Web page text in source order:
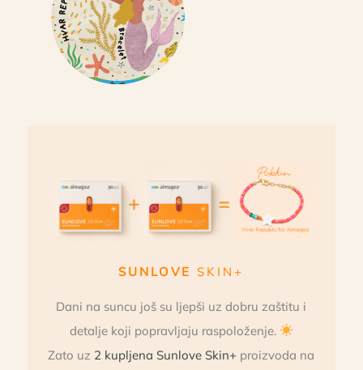
SUNLOVE SKIN+
Dani na suncu još su ljepši uz dobru zaštitu i
detalje koji popravljaju raspoloženje.
Zato uz 2 kupljena Sunlove Skin+ proizvoda na